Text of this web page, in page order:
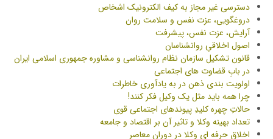
دسترسی غیر مجاز به کیف الکترونیک اشخاص
دروغگویی، عزت نفس و سلامت روان
آرایش، عزت نفس، پیشرفت
اصول اخلاقیِ روانشناسان
قانون تشکیل سازمان نظام روانشناسی و مشاوره جمهوری اسلامی ایران
در بابِ قضاوت های اجتماعی
اولویت بندی ذهن در به یادآوری خاطرات
چرا همه باید مثل یک وکیل فکر کنند!
حالاتِ چهره کلیدِ پیوندهای اجتماعی قوی
تعداد بهینه وکلا و تاثیر آن بر اقتصاد و جامعه
اخلاق حرفه ای وکلا در دورانِ معاصر